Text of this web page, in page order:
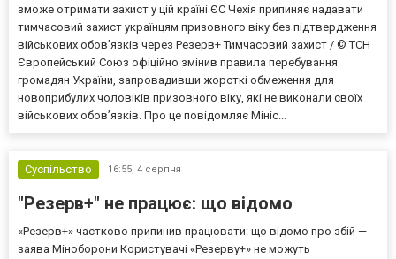
зможе отримати захист у цій країні ЄС Чехія припиняє надавати
тимчасовий захист українцям призовного віку без підтвердження
військових обов’язків через Резерв+ Тимчасовий захист / © ТСН
Європейський Союз офіційно змінив правила перебування
громадян України, запровадивши жорсткі обмеження для
новоприбулих чоловіків призовного віку, які не виконали своїх
військових обов’язків. Про це повідомляє Мініс...
Суспільство 16:55, 4 серпня
"Резерв+" не працює: що відомо
«Резерв+» частково припинив працювати: що відомо про збій —
заява Міноборони Користувачі «Резерву+» не можуть